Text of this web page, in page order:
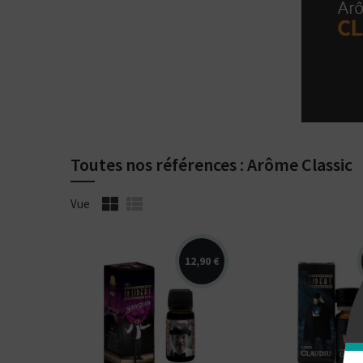
Toutes nos références : Arôme Classic
Vue
12,90 €
Arômes : blend
Virginia, Burley, cacao,
café, châtaigne. The
Vaping Gentlemen
Club. Arôme...
Arômes : blend
Cavendish,
vanille, caramel,
châtaigne,
The Vaping
Gentlemen...